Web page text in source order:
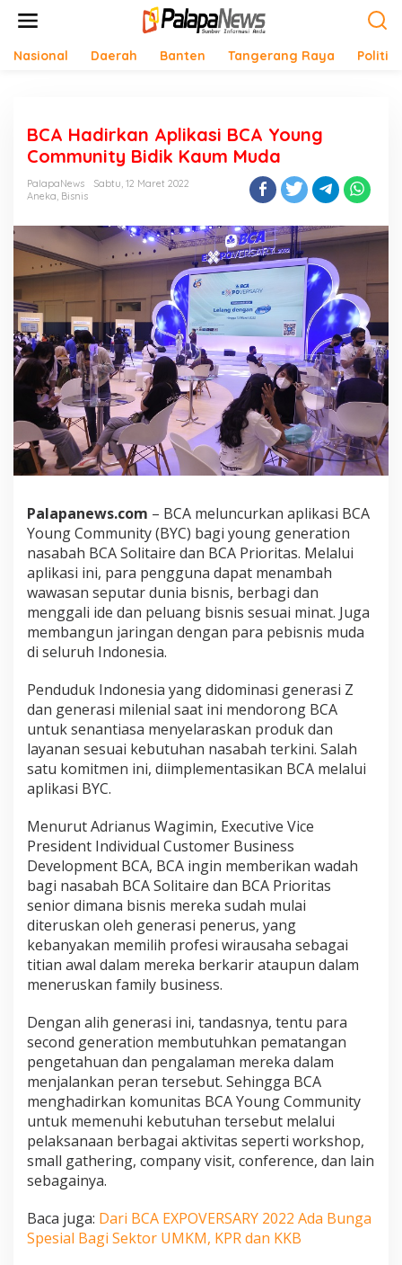
Nasional Daerah Banten Tangerang Raya Politik
BCA Hadirkan Aplikasi BCA Young
Community Bidik Kaum Muda
PalapaNews
Sabtu, 12 Maret 2022
Aneka, Bisnis
Palapanews.com – BCA meluncurkan aplikasi BCA
Young Community (BYC) bagi young generation
nasabah BCA Solitaire dan BCA Prioritas. Melalui
aplikasi ini, para pengguna dapat menambah
wawasan seputar dunia bisnis, berbagi dan
menggali ide dan peluang bisnis sesuai minat. Juga
membangun jaringan dengan para pebisnis muda
di seluruh Indonesia.
Penduduk Indonesia yang didominasi generasi Z
dan generasi milenial saat ini mendorong BCA
untuk senantiasa menyelaraskan produk dan
layanan sesuai kebutuhan nasabah terkini. Salah
satu komitmen ini, diimplementasikan BCA melalui
aplikasi BYC.
Menurut Adrianus Wagimin, Executive Vice
President Individual Customer Business
Development BCA, BCA ingin memberikan wadah
bagi nasabah BCA Solitaire dan BCA Prioritas
senior dimana bisnis mereka sudah mulai
diteruskan oleh generasi penerus, yang
kebanyakan memilih profesi wirausaha sebagai
titian awal dalam mereka berkarir ataupun dalam
meneruskan family business.
Dengan alih generasi ini, tandasnya, tentu para
second generation membutuhkan pematangan
pengetahuan dan pengalaman mereka dalam
menjalankan peran tersebut. Sehingga BCA
menghadirkan komunitas BCA Young Community
untuk memenuhi kebutuhan tersebut melalui
pelaksanaan berbagai aktivitas seperti workshop,
small gathering, company visit, conference, dan lain
sebagainya.
Baca juga: Dari BCA EXPOVERSARY 2022 Ada Bunga
Spesial Bagi Sektor UMKM, KPR dan KKB